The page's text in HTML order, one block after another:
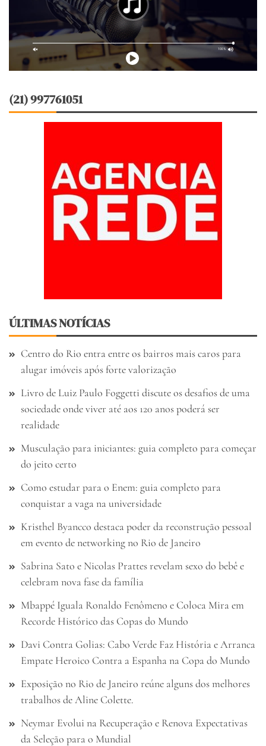
(21) 997761051
ÚLTIMAS NOTÍCIAS
Centro do Rio entra entre os bairros mais caros para
alugar imóveis após forte valorização
Livro de Luiz Paulo Foggetti discute os desafios de uma
sociedade onde viver até aos 120 anos poderá ser
realidade
Musculação para iniciantes: guia completo para começar
do jeito certo
Como estudar para o Enem: guia completo para
conquistar a vaga na universidade
Kristhel Byancco destaca poder da reconstrução pessoal
em evento de networking no Rio de Janeiro
Sabrina Sato e Nicolas Prattes revelam sexo do bebê e
celebram nova fase da família
Mbappé Iguala Ronaldo Fenômeno e Coloca Mira em
Recorde Histórico das Copas do Mundo
Davi Contra Golias: Cabo Verde Faz História e Arranca
Empate Heroico Contra a Espanha na Copa do Mundo
Exposição no Rio de Janeiro reúne alguns dos melhores
trabalhos de Aline Colette.
Neymar Evolui na Recuperação e Renova Expectativas
da Seleção para o Mundial